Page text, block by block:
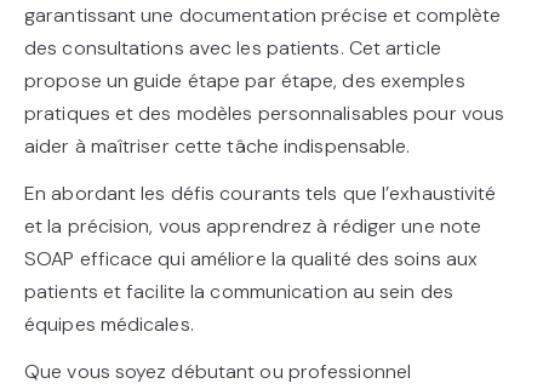
garantissant une documentation précise et complète
des consultations avec les patients. Cet article
propose un guide étape par étape, des exemples
pratiques et des modèles personnalisables pour vous
aider à maîtriser cette tâche indispensable.
En abordant les défis courants tels que l’exhaustivité
et la précision, vous apprendrez à rédiger une note
SOAP efficace qui améliore la qualité des soins aux
patients et facilite la communication au sein des
équipes médicales.
Que vous soyez débutant ou professionnel